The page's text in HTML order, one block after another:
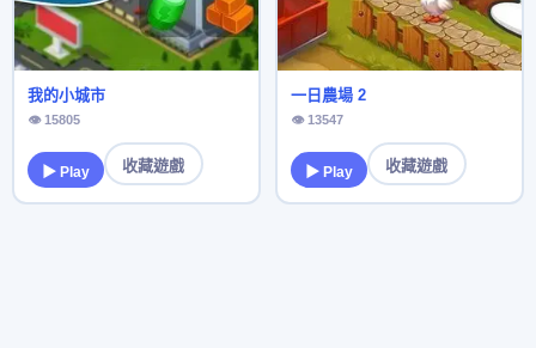
我的小城市
👁 15805
▶ Play 收藏遊戲
一日農場 2
👁 13547
▶ Play 收藏遊戲